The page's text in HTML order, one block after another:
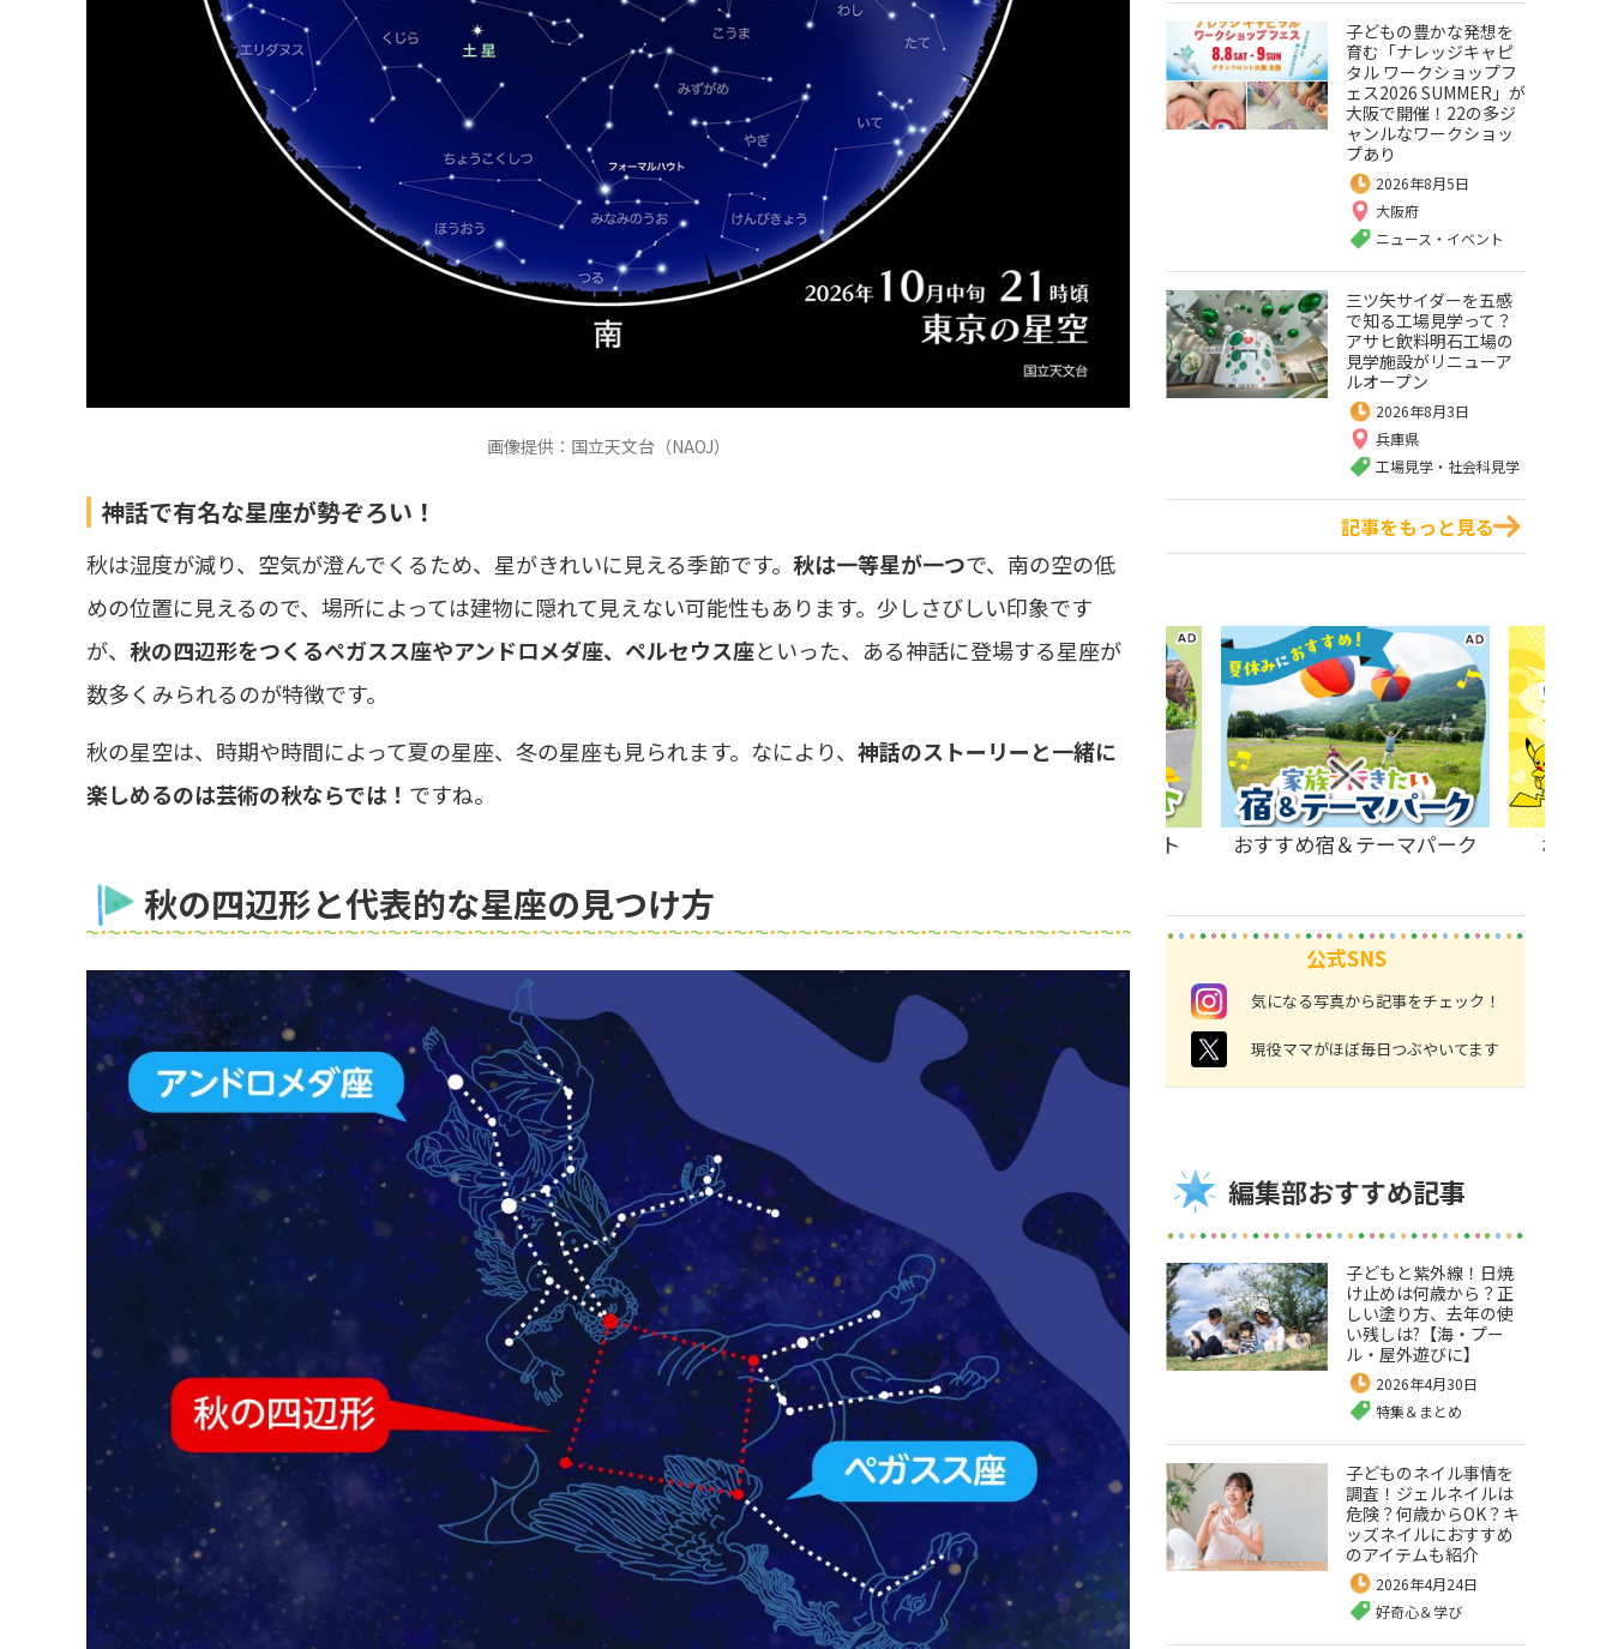
画像提供：国立天文台（NAOJ）
神話で有名な星座が勢ぞろい！
秋は湿度が減り、空気が澄んでくるため、星がきれいに見える季節です。 秋は一等星が一つで、南の空の低
めの位置に見えるので、場所によっては建物に隠れて見えない可能性もあります。少しさびしい印象です
が、 秋の四辺形をつくるペガスス座やアンドロメダ座、ペルセウス座といった、ある神話に登場する星座が
数多くみられるのが特徴です。
秋の星空は、時期や時間によって夏の星座、冬の星座も見られます。なにより、 神話のストーリーと一緒に
楽しめるのは芸術の秋ならでは！ ですね。
秋の四辺形と代表的な星座の見つけ方
子どもの豊かな発想を
育む「ナレッジキャピ
タル ワークショップフ
ェス2026 SUMMER」が
大阪で開催！22の多ジ
ャンルなワークショッ
プあり
2026年8月5日
大阪府
ニュース・イベント
三ツ矢サイダーを五感
で知る工場見学って？
アサヒ飲料明石工場の
見学施設がリニューア
ルオープン
2026年8月3日
兵庫県
工場見学・社会科見学
記事をもっと見る
伊豆＆小田原のスポット おすすめ宿＆テーマパーク ポケモ
公式SNS
instagram 気になる写真から記事をチェック！
twitter 現役ママがほぼ毎日つぶやいてます
編集部おすすめ記事
子どもと紫外線！日焼
け止めは何歳から？正
しい塗り方、去年の使
い残しは?【海・プー
ル・屋外遊びに】
2026年4月30日
特集＆まとめ
子どものネイル事情を
調査！ジェルネイルは
危険？何歳からOK？キ
ッズネイルにおすすめ
のアイテムも紹介
2026年4月24日
好奇心＆学び